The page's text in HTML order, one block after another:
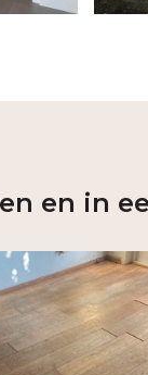
en in